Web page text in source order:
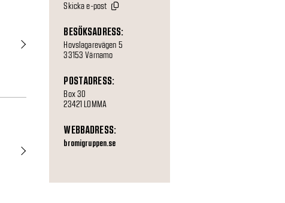
Skicka e-post
BESÖKSADRESS:
Hovslagarevägen 5
33153 Värnamo
POSTADRESS:
Box 30
23421 LOMMA
WEBBADRESS:
bromigruppen.se